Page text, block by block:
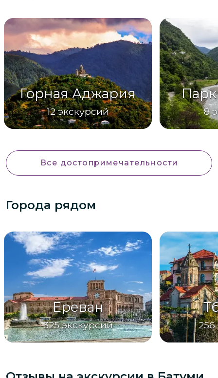
Горная Аджария
12 экскурсий 8
Все достопримечательности
Города рядом
Ереван
325 экскурсий 256